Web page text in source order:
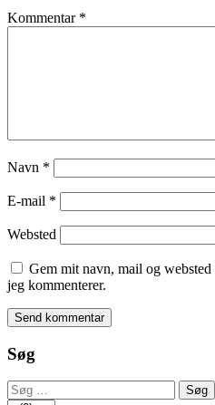
Kommentar *
Navn *
E-mail *
Websted
Gem mit navn, mail og
jeg kommenterer.
Søg
Søg